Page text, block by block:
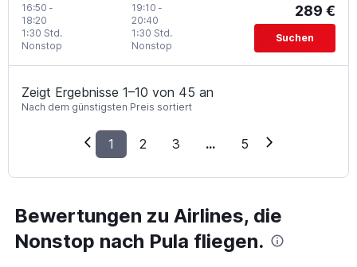
16:50 -
18:20
Nonstop
1:30 Std.
19:10 -
20:40
Nonstop
1:30 Std.
289 €
Suchen
Zeigt Ergebnisse 1–10 von 45 an
Nach dem günstigsten Preis sortiert
1 2 3 ... 5
Bewertungen zu Airlines, die
Nonstop nach Pula fliegen.